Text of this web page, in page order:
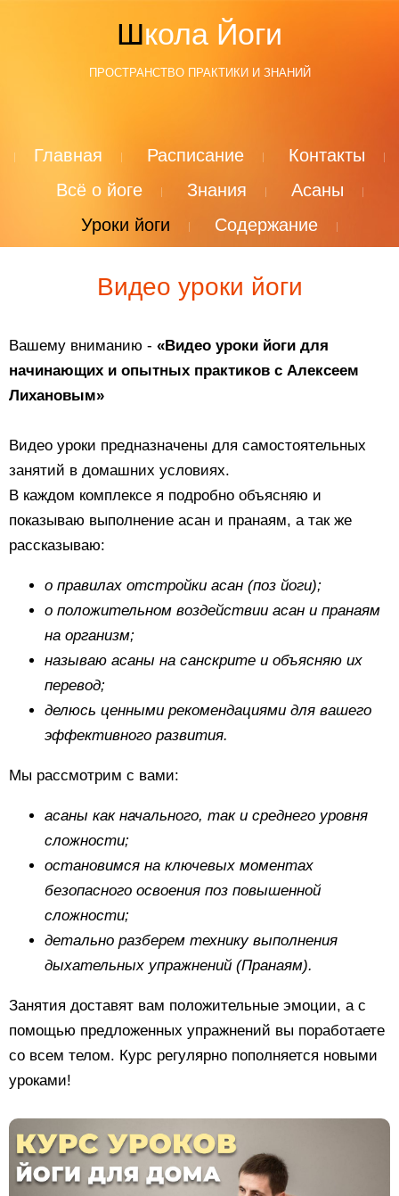
Школа Йоги
ПРОСТРАНСТВО ПРАКТИКИ И ЗНАНИЙ
Главная Расписание
Контакты
Всё о йоге
Знания
Асаны
Уроки йоги
Содержание
Видео уроки йоги
Вашему вниманию - «Видео уроки йоги для
начинающих и опытных практиков с Алексеем
Лихановым»
Видео уроки предназначены для самостоятельных
занятий в домашних условиях.
В каждом комплексе я подробно объясняю и
показываю выполнение асан и пранаям, а так же
рассказываю:
о правилах отстройки асан (поз йоги);
о положительном воздействии асан и пранаям
на организм;
называю асаны на санскрите и объясняю их
перевод;
делюсь ценными рекомендациями для вашего
эффективного развития.
Мы рассмотрим с вами:
асаны как начального, так и среднего уровня
сложности;
остановимся на ключевых моментах
безопасного освоения поз повышенной
сложности;
детально разберем технику выполнения
дыхательных упражнений (Пранаям).
Занятия доставят вам положительные эмоции, а с
помощью предложенных упражнений вы поработаете
со всем телом. Курс регулярно пополняется новыми
уроками!